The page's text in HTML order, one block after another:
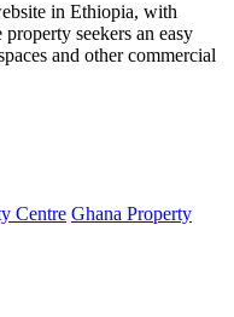
in Ethiopia, with
seekers an easy
and other commercial
Centre Ghana Property